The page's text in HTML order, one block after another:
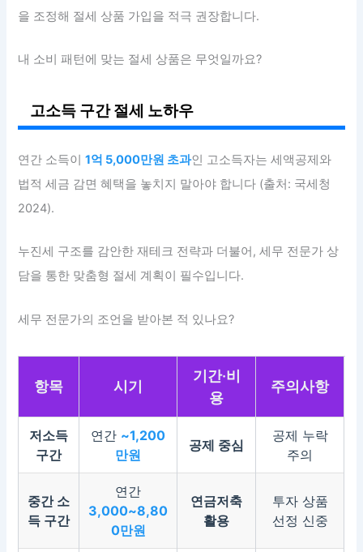
을 조정해 절세 상품 가입을 적극 권장합니다.
내 소비 패턴에 맞는 절세 상품은 무엇일까요?
고소득 구간 절세 노하우
연간 소득이1억 5,000만원 초과인 고소득자는 세액공제와
법적 세금 감면 혜택을 놓치지 말아야 합니다 (출처: 국세청
2024).
누진세 구조를 감안한 재테크 전략과 더불어, 세무 전문가 상
담을 통한 맞춤형 절세 계획이 필수입니다.
세무 전문가의 조언을 받아본 적 있나요?
항목 시기
기간·비
용
주의사항
저소득
구간
연간 ~1,200
만원
공제 중심
공제 누락
주의
중간 소
득 구간
연간
3,000~8,80
0만원
연금저축
활용
투자 상품
선정 신중